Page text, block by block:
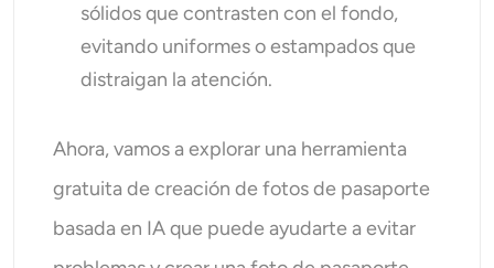
sólidos que contrasten con el fondo,
evitando uniformes o estampados que
distraigan la atención.
Ahora, vamos a explorar una herramienta
gratuita de creación de fotos de pasaporte
basada en IA que puede ayudarte a evitar